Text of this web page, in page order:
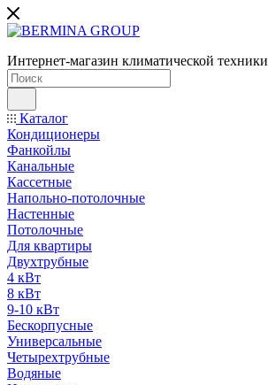
Интернет-магазин климатической техники
Каталог
Кондиционеры
Фанкойлы
Канальные
Кассетные
Напольно-потолочные
Настенные
Потолочные
Для квартиры
Двухтрубные
4 кВт
8 кВт
9-10 кВт
Бескорпусные
Универсальные
Четырехтрубные
Водяные